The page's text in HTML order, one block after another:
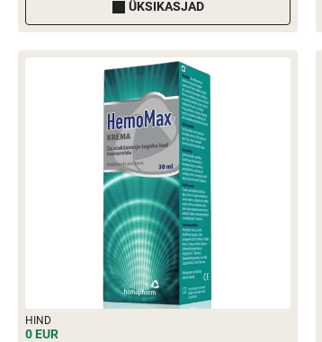
ÜKSIKASJAD
HIND
0 EUR